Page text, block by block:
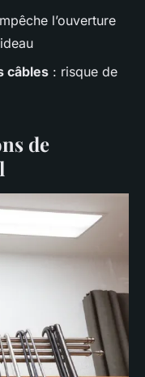
l’ouverture
câbles : risque de
de